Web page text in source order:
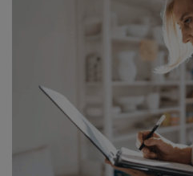
rendement